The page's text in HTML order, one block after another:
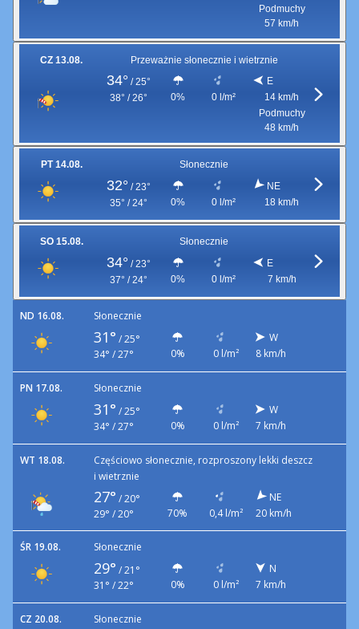
Podmuchy
57 km/h
CZ 13.08. Przeważnie słonecznie i wietrznie
34° / 25°
38° / 26°
0% 0 l/m²
E
14 km/h
Podmuchy
48 km/h
PT 14.08. Słonecznie
32° / 23°
35° / 24°
0% 0 l/m²
NE
18 km/h
SO 15.08. Słonecznie
34° / 23°
37° / 24°
0% 0 l/m²
E
7 km/h
ND 16.08. Słonecznie
31° / 25°
34° / 27°
0% 0 l/m²
W
8 km/h
PN 17.08. Słonecznie
31° / 25°
34° / 27°
0% 0 l/m²
W
7 km/h
WT 18.08.
Częściowo słonecznie, rozproszony lekki deszcz
i wietrznie
27° / 20°
29° / 20°
70% 0,4 l/m²
NE
20 km/h
ŚR 19.08. Słonecznie
29° / 21°
31° / 22°
0% 0 l/m²
N
7 km/h
CZ 20.08. Słonecznie